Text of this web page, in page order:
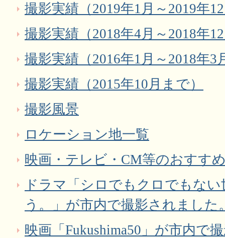
撮影実績（2019年1月～2019年
撮影実績（2018年4月～2018年
撮影実績（2016年1月～2018年3
撮影実績（2015年10月まで）
撮影風景
ロケーション地一覧
映画・テレビ・CM等のおすす
ドラマ「シロでもクロでもな
う。」が市内で撮影されました
映画「Fukushima50」が市内で